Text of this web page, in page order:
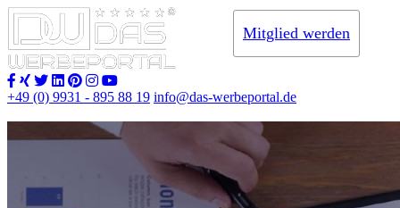
+49 (0) 9931 - 895 88 19 info@das-werbeportal.de
Mitglied werden